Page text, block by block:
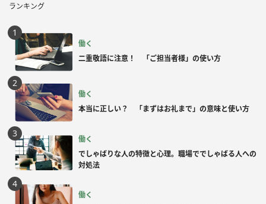
ランキング
働く
二重敬語に注意！ 「ご担当者様」の使い方
働く
本当に正しい？ 「まずはお礼まで」の意味と使い方
働く
でしゃばりな人の特徴と心理。職場ででしゃばる人への
対処法
働く